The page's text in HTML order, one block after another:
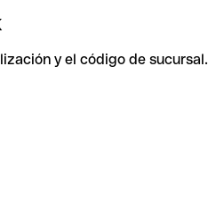
y el código de sucursal.